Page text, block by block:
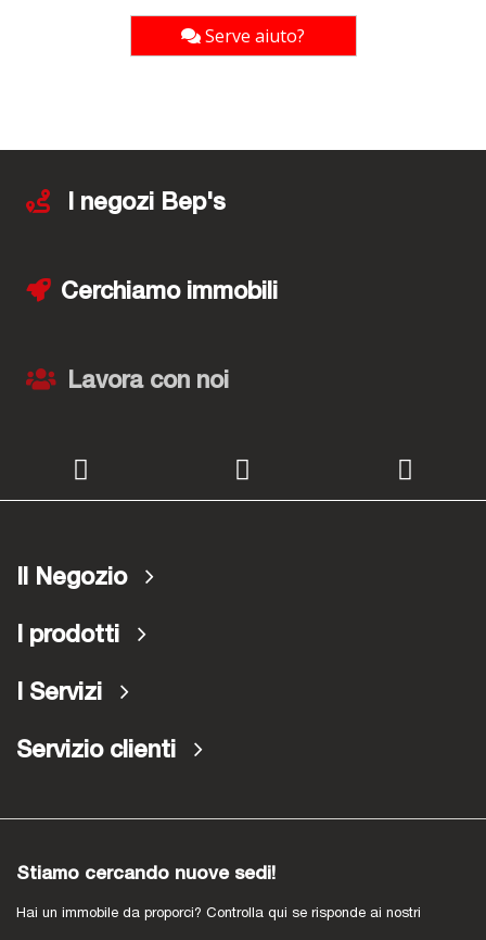
Serve aiuto?
I negozi Bep's
Cerchiamo immobili
Lavora con noi
Il Negozio
I prodotti
I Servizi
Servizio clienti
Stiamo cercando nuove sedi!
Hai un immobile da proporci? Controlla qui se risponde ai nostri